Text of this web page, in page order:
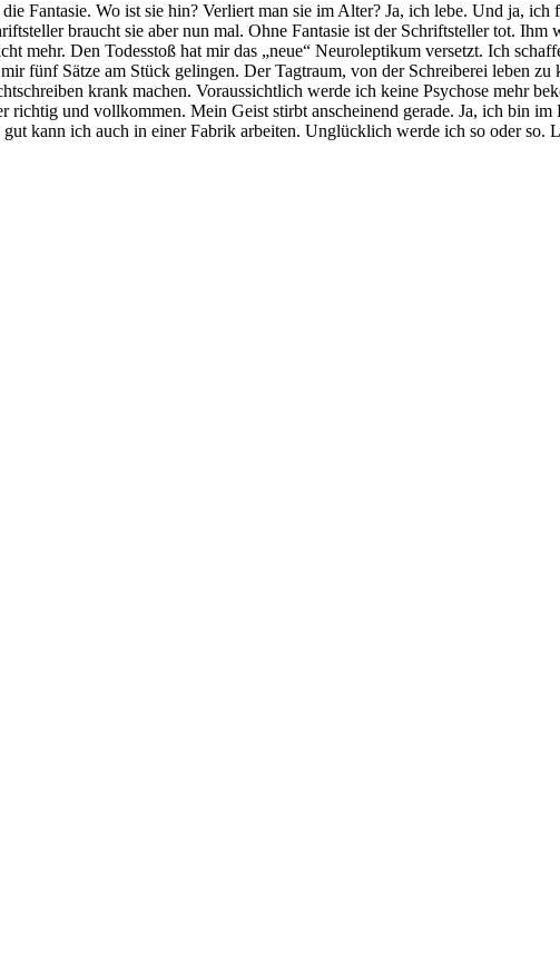
Fantasie. Wo ist sie hin? Verliert man sie im Alter? Ja, ich lebe. Und ja, ich
braucht sie aber nun mal. Ohne Fantasie ist der Schriftsteller tot. Ihm
mehr. Den Todesstoß hat mir das „neue“ Neuroleptikum versetzt. Ich
fünf Sätze am Stück gelingen. Der Tagtraum, von der Schreiberei leben zu
krank machen. Voraussichtlich werde ich keine Psychose mehr
richtig und vollkommen. Mein Geist stirbt anscheinend gerade. Ja, ich bin im
kann ich auch in einer Fabrik arbeiten. Unglücklich werde ich so oder so.